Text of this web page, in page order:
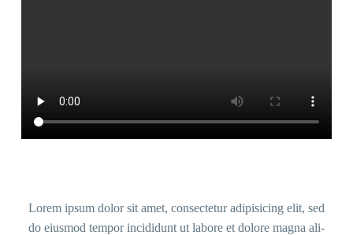
Lorem ipsum dolor sit amet, con­sec­te­tur adi­pi­si­cing elit, sed
do eius­mod tem­por inci­didunt ut labo­re et dolo­re magna ali­